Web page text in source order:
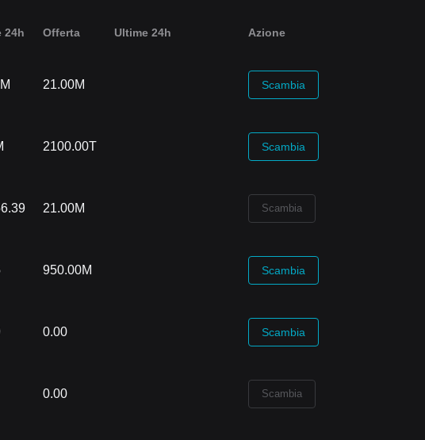
24h Offerta Ultime 24h Azione
21.00M Scambia
2100.00T Scambia
21.00M Scambia
950.00M Scambia
0.00 Scambia
0.00 Scambia